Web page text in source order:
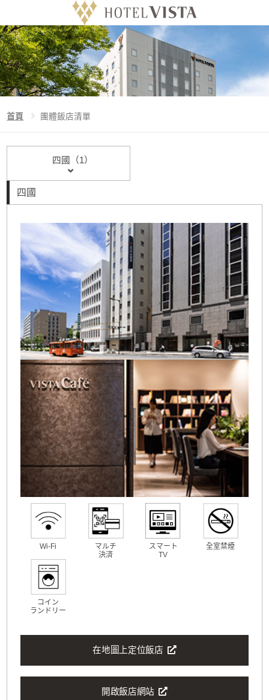
首頁 團體飯店清單
四國（1）
四國
Wi-Fi
マルチ
決済
スマート
TV
全室禁煙
コイン
ランドリー
在地圖上定位飯店
開啟飯店網站
Language
官方網站預訂特典
團體飯店清單